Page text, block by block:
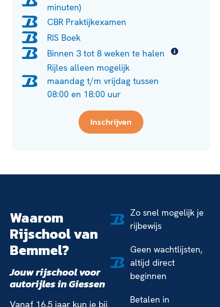
minuten)
CBR Praktijkexamen
RIS Boek
Binnen 3 tot 8 weken te halen
Rijles alleen mogelijk
maandag t/m vrijdag tussen
08:00 en 18:00 uur
Inschrijven
Waarom
Rijschool van
Bemmel?
Jouw rijschool voor
autorijles in Giessen
Vanaf 16,5 jaar kun je bij
Zo snel mogelijk je
rijbewijs
Geen wachtlijsten,
altijd direct
beginnen
Betalen in